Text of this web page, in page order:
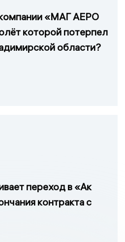
«МАГ АЕРО
которой потерпел
области?
переход в «Ак
контракта с